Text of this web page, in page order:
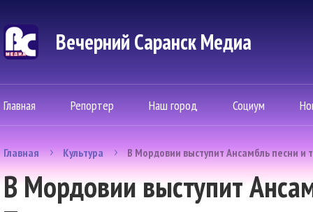
Вечерний Саранск Mедиа
Главная Репортер Наш город Социум
Главная Культура В Мордовии выступит Ансамбль песни и
В Мордовии выступит